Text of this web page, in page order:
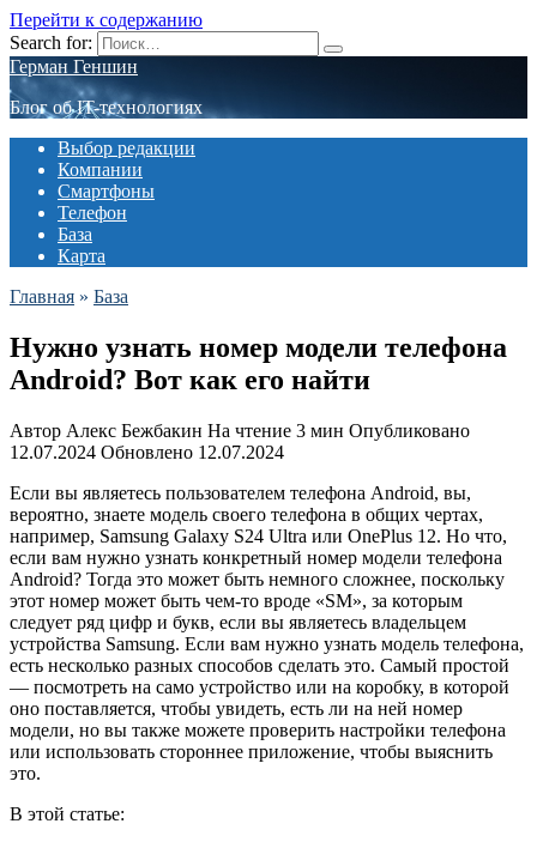
Перейти к содержанию
Search for:
Герман Геншин
Блог об IT-технологиях
Выбор редакции
Компании
Смартфоны
Телефон
База
Карта
Главная » База
Нужно узнать номер модели телефона
Android? Вот как его найти
Автор Алекс Бежбакин На чтение 3 мин Опубликовано
12.07.2024 Обновлено 12.07.2024
Если вы являетесь пользователем телефона Android, вы,
вероятно, знаете модель своего телефона в общих чертах,
например, Samsung Galaxy S24 Ultra или OnePlus 12. Но что,
если вам нужно узнать конкретный номер модели телефона
Android? Тогда это может быть немного сложнее, поскольку
этот номер может быть чем-то вроде «SM», за которым
следует ряд цифр и букв, если вы являетесь владельцем
устройства Samsung. Если вам нужно узнать модель телефона,
есть несколько разных способов сделать это. Самый простой
— посмотреть на само устройство или на коробку, в которой
оно поставляется, чтобы увидеть, есть ли на ней номер
модели, но вы также можете проверить настройки телефона
или использовать стороннее приложение, чтобы выяснить
это.
В этой статье: